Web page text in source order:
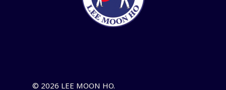
© 2026 LEE MOON HO.